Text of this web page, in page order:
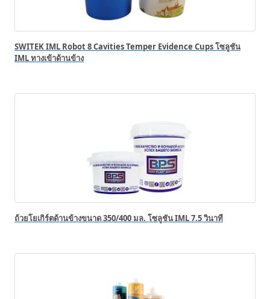
SWITEK IML Robot 8 Cavities Temper Evidence Cups โซลูชัน
IML ทางเข้าด้านข้าง
ถ้วยโยเกิร์ตด้านข้างขนาด 350/400 มล. โซลูชัน IML 7.5 วินาที